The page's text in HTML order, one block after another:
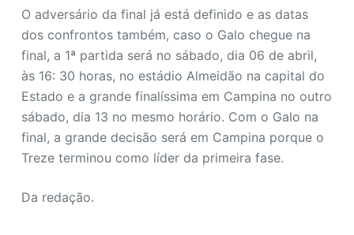
O adversário da final já está definido e as datas
dos confrontos também, caso o Galo chegue na
final, a 1ª partida será no sábado, dia 06 de abril,
às 16: 30 horas, no estádio Almeidão na capital do
Estado e a grande finalíssima em Campina no outro
sábado, dia 13 no mesmo horário. Com o Galo na
final, a grande decisão será em Campina porque o
Treze terminou como líder da primeira fase.
Da redação.